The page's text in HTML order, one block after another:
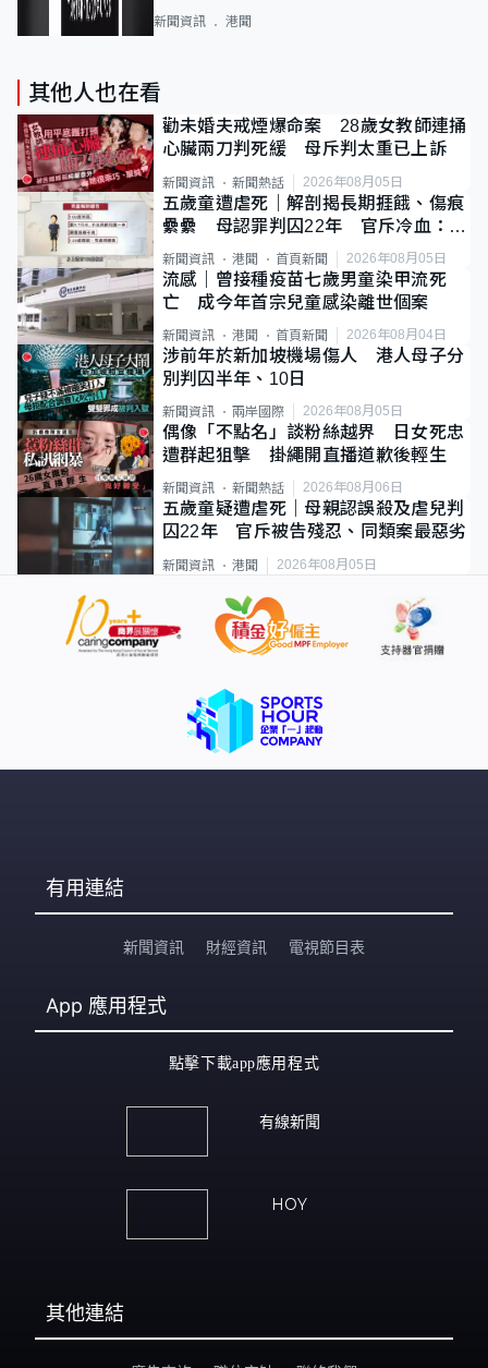
新聞資訊 港聞
其他人也在看
勸未婚夫戒煙爆命案 28歲女教師連捅
心臟兩刀判死緩 母斥判太重已上訴
新聞資訊 新聞熱話 2026年08月05日
五歲童遭虐死｜解剖揭長期捱餓、傷痕
纍纍 母認罪判囚22年 官斥冷血：同
類案最惡劣
新聞資訊 港聞 首頁新聞 2026年08月05日
流感｜曾接種疫苗七歲男童染甲流死
亡 成今年首宗兒童感染離世個案
新聞資訊 港聞 首頁新聞 2026年08月04日
涉前年於新加坡機場傷人 港人母子分
別判囚半年、10日
新聞資訊 兩岸國際 2026年08月05日
偶像「不點名」談粉絲越界 日女死忠
遭群起狙擊 掛繩開直播道歉後輕生
新聞資訊 新聞熱話 2026年08月06日
五歲童疑遭虐死｜母親認誤殺及虐兒判
囚22年 官斥被告殘忍、同類案最惡劣
新聞資訊 港聞 2026年08月05日
有用連結
新聞資訊 財經資訊 電視節目表
App 應用程式
點擊下載app應用程式
有線新聞
HOY
其他連結